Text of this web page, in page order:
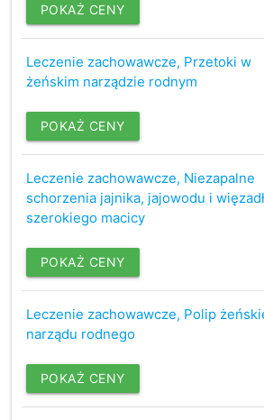
POKAŻ CENY
Leczenie zachowawcze, Przetoki w
żeńskim narządzie rodnym
POKAŻ CENY
Leczenie zachowawcze, Niezapalne
schorzenia jajnika, jajowodu i
szerokiego macicy
POKAŻ CENY
Leczenie zachowawcze, Polip
narządu rodnego
POKAŻ CENY